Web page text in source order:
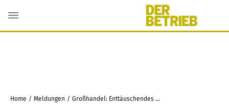
Home / Meldungen / Großhandel: Enttäuschendes 1. Halbjahr